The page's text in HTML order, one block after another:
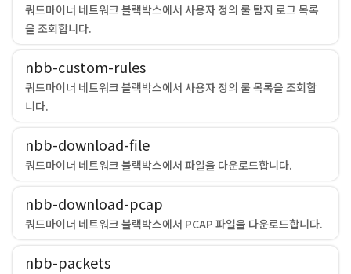
쿼드마이너 네트워크 블랙박스에서 사용자 정의 룰 탐지 로그 목록
을 조회합니다.
nbb-custom-rules
쿼드마이너 네트워크 블랙박스에서 사용자 정의 룰 목록을 조회합
니다.
nbb-download-file
쿼드마이너 네트워크 블랙박스에서 파일을 다운로드합니다.
nbb-download-pcap
쿼드마이너 네트워크 블랙박스에서 PCAP 파일을 다운로드합니다.
nbb-packets